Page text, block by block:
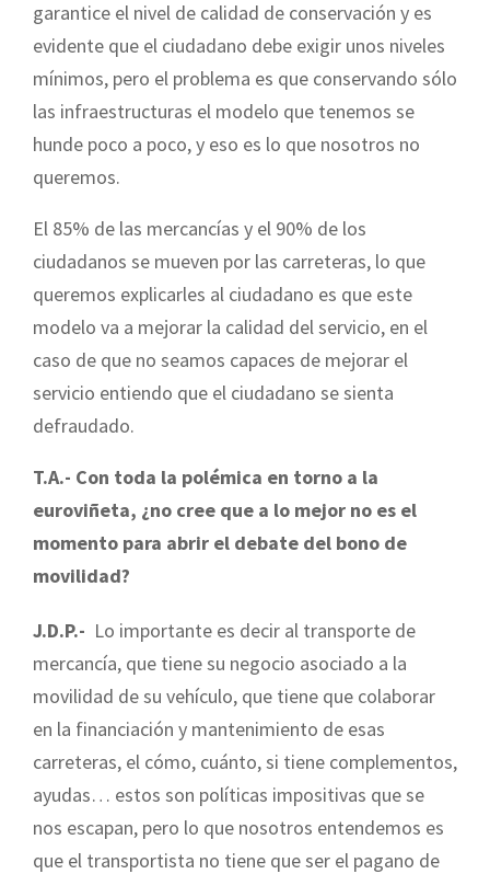
garantice el nivel de calidad de conservación y es
evidente que el ciudadano debe exigir unos niveles
mínimos, pero el problema es que conservando sólo
las infraestructuras el modelo que tenemos se
hunde poco a poco, y eso es lo que nosotros no
queremos.
El 85% de las mercancías y el 90% de los
ciudadanos se mueven por las carreteras, lo que
queremos explicarles al ciudadano es que este
modelo va a mejorar la calidad del servicio, en el
caso de que no seamos capaces de mejorar el
servicio entiendo que el ciudadano se sienta
defraudado.
T.A.- Con toda la polémica en torno a la
euroviñeta, ¿no cree que a lo mejor no es el
momento para abrir el debate del bono de
movilidad?
J.D.P.- Lo importante es decir al transporte de
mercancía, que tiene su negocio asociado a la
movilidad de su vehículo, que tiene que colaborar
en la financiación y mantenimiento de esas
carreteras, el cómo, cuánto, si tiene complementos,
ayudas… estos son políticas impositivas que se
nos escapan, pero lo que nosotros entendemos es
que el transportista no tiene que ser el pagano de